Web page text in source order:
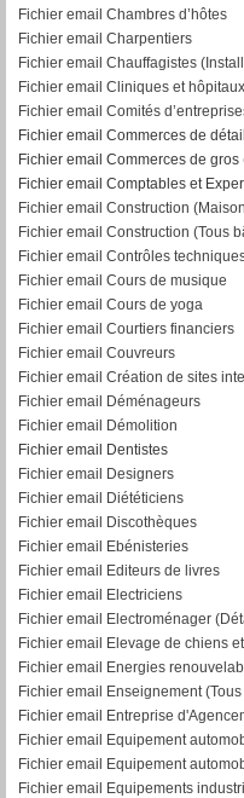
Fichier email Chambres d’hôtes
Fichier email Charpentiers
Fichier email Chauffagistes
Fichier email Cliniques et hôpitaux
Fichier email Comités
Fichier email Commerces de
Fichier email Commerces de gros
Fichier email Comptables et
Fichier email Construction
Fichier email Construction (Tous
Fichier email Contrôles
Fichier email Cours de musique
Fichier email Cours de yoga
Fichier email Courtiers financiers
Fichier email Couvreurs
Fichier email Création de sites
Fichier email Déménageurs
Fichier email Démolition
Fichier email Dentistes
Fichier email Designers
Fichier email Diététiciens
Fichier email Discothèques
Fichier email Ebénisteries
Fichier email Editeurs de livres
Fichier email Electriciens
Fichier email Electroménager
Fichier email Elevage de chiens
Fichier email Energies
Fichier email Enseignement
Fichier email Entreprise
Fichier email Equipement
Fichier email Equipement
Fichier email Equipements